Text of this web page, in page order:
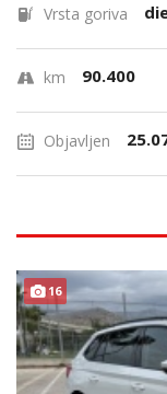
Vrsta goriva
km 90.400
Objavljen
16